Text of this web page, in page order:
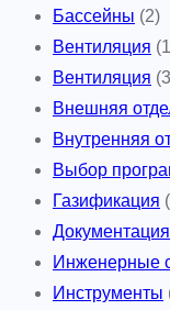
л
а
й
н
-
о
б
р
а
з
Бассейны (2)
Вентиляция
Вентиляция
Внешняя
Внутренняя
Выбор
Газификация
Инженерные
Инструменты